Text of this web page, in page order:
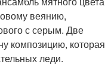
веянию,
с серым. Две
композицию, которая
леди.